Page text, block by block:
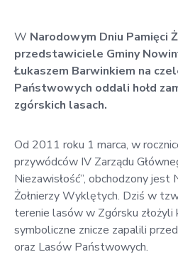
Kowali
Zespół
Placówek
Oświatowych
W Narodowym Dniu Pamięci
przedstawiciele Gminy
Łukaszem Barwinkiem na
Państwowych oddali hołd
zgórskich lasach.
Od 2011 roku 1 marca, w
przywódców IV Zarządu
Niezawisłość”, obchodzony jest
Żołnierzy Wyklętych. Dziś w
terenie lasów w Zgórsku złożyli
symboliczne znicze zapalili
oraz Lasów Państwowych.